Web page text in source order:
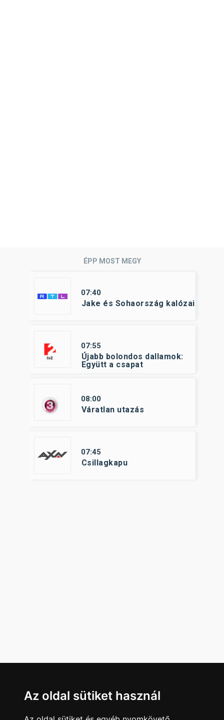
ÉPP MOST MEGY
07:40
Jake és Sohaország kalózai
07:55
Újabb bolondos dallamok:
Együtt a csapat
08:00
Váratlan utazás
07:45
Csillagkapu
Az oldal sütiket használ